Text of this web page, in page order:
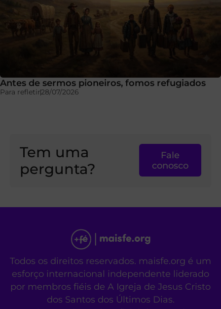
Antes de sermos pioneiros, fomos refugiados
Para refletir28/07/2026
Tem uma
pergunta?
Fale
conosco
Todos os direitos reservados. maisfe.org é um
esforço internacional independente liderado
por membros fiéis de A Igreja de Jesus Cristo
dos Santos dos Últimos Dias.